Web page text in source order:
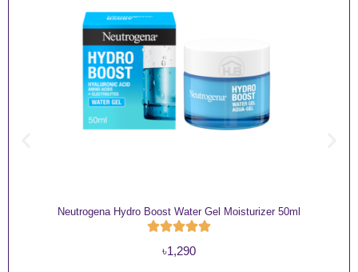
Neutrogena Hydro Boost Water Gel Moisturizer 50ml
৳1,290